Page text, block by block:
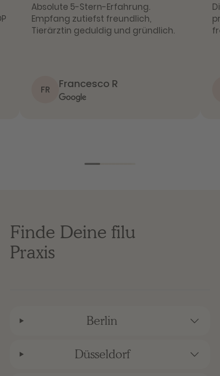
Absolute 5-Stern-Erfahrung.
Empfang zutiefst freundlich,
Tierärztin geduldig und gründlich.
FR Francesco R
Finde Deine filu
Praxis
Berlin
Düsseldorf